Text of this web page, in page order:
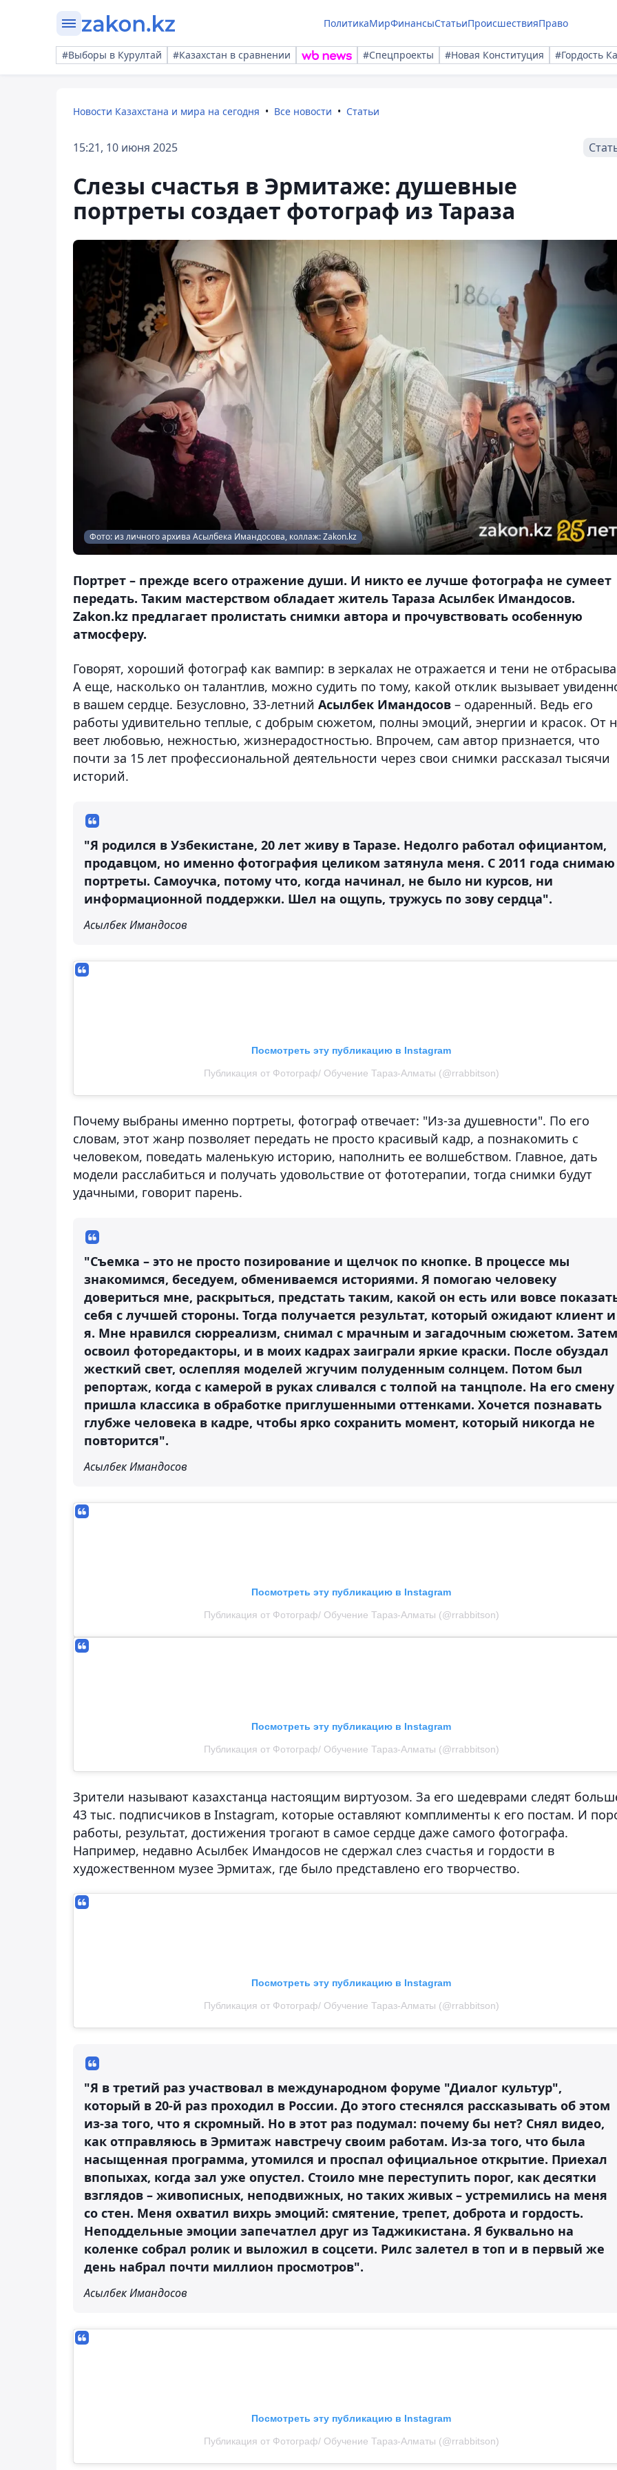
ПолитикаМирФинансыСтатьиПроисшествияПраво
#Выборы в Курултай #Казахстан в сравнении #Спецпроекты #Новая Конституция #Гордость
Новости Казахстана и мира на сегодня Все новости Статьи
15:21, 10 июня 2025
Слезы счастья в Эрмитаже: душевные
портреты создает фотограф из Тараза
Фото: из личного архива Асылбека Имандосова, коллаж: Zakon.kz
Портрет – прежде всего отражение души. И никто ее лучше фотографа не сумеет
передать. Таким мастерством обладает житель Тараза Асылбек Имандосов.
Zakon.kz предлагает пролистать снимки автора и прочувствовать особенную
атмосферу.
Говорят, хороший фотограф как вампир: в зеркалах не отражается и тени не
А еще, насколько он талантлив, можно судить по тому, какой отклик вызывает
в вашем сердце. Безусловно, 33-летний Асылбек Имандосов – одаренный. Ведь его
работы удивительно теплые, с добрым сюжетом, полны эмоций, энергии и красок. От
веет любовью, нежностью, жизнерадостностью. Впрочем, сам автор признается, что
почти за 15 лет профессиональной деятельности через свои снимки рассказал тысячи
историй.
"Я родился в Узбекистане, 20 лет живу в Таразе. Недолго работал официантом,
продавцом, но именно фотография целиком затянула меня. С 2011 года снимаю
портреты. Самоучка, потому что, когда начинал, не было ни курсов, ни
информационной поддержки. Шел на ощупь, тружусь по зову сердца".
Асылбек Имандосов
Посмотреть эту публикацию в Instagram
Публикация от Фотограф/ Обучение Тараз-Алматы (@rrabbitson)
Почему выбраны именно портреты, фотограф отвечает: "Из-за душевности". По его
словам, этот жанр позволяет передать не просто красивый кадр, а познакомить с
человеком, поведать маленькую историю, наполнить ее волшебством. Главное, дать
модели расслабиться и получать удовольствие от фототерапии, тогда снимки будут
удачными, говорит парень.
"Съемка – это не просто позирование и щелчок по кнопке. В процессе мы
знакомимся, беседуем, обмениваемся историями. Я помогаю человеку
довериться мне, раскрыться, предстать таким, какой он есть или вовсе
себя с лучшей стороны. Тогда получается результат, который ожидают клиент и
я. Мне нравился сюрреализм, снимал с мрачным и загадочным сюжетом. Затем
освоил фоторедакторы, и в моих кадрах заиграли яркие краски. После обуздал
жесткий свет, ослепляя моделей жгучим полуденным солнцем. Потом был
репортаж, когда с камерой в руках сливался с толпой на танцполе. На его смену
пришла классика в обработке приглушенными оттенками. Хочется познавать
глубже человека в кадре, чтобы ярко сохранить момент, который никогда не
повторится".
Асылбек Имандосов
Посмотреть эту публикацию в Instagram
Публикация от Фотограф/ Обучение Тараз-Алматы (@rrabbitson)
Посмотреть эту публикацию в Instagram
Публикация от Фотограф/ Обучение Тараз-Алматы (@rrabbitson)
Зрители называют казахстанца настоящим виртуозом. За его шедеврами следят
43 тыс. подписчиков в Instagram, которые оставляют комплименты к его постам. И
работы, результат, достижения трогают в самое сердце даже самого фотографа.
Например, недавно Асылбек Имандосов не сдержал слез счастья и гордости в
художественном музее Эрмитаж, где было представлено его творчество.
Посмотреть эту публикацию в Instagram
Публикация от Фотограф/ Обучение Тараз-Алматы (@rrabbitson)
"Я в третий раз участвовал в международном форуме "Диалог культур",
который в 20-й раз проходил в России. До этого стеснялся рассказывать об этом
из-за того, что я скромный. Но в этот раз подумал: почему бы нет? Снял видео,
как отправляюсь в Эрмитаж навстречу своим работам. Из-за того, что была
насыщенная программа, утомился и проспал официальное открытие. Приехал
впопыхах, когда зал уже опустел. Стоило мне переступить порог, как десятки
взглядов – живописных, неподвижных, но таких живых – устремились на меня
со стен. Меня охватил вихрь эмоций: смятение, трепет, доброта и гордость.
Неподдельные эмоции запечатлел друг из Таджикистана. Я буквально на
коленке собрал ролик и выложил в соцсети. Рилс залетел в топ и в первый же
день набрал почти миллион просмотров".
Асылбек Имандосов
Посмотреть эту публикацию в Instagram
Публикация от Фотограф/ Обучение Тараз-Алматы (@rrabbitson)